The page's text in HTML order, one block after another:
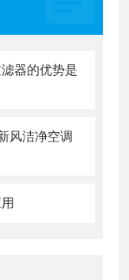
器的优势是
风洁净空调